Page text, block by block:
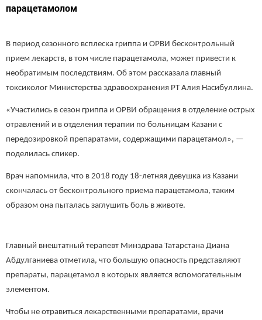
парацетамолом
В период сезонного всплеска гриппа и ОРВИ бесконтрольный
прием лекарств, в том числе парацетамола, может привести к
необратимым последствиям. Об этом рассказала главный
токсиколог Министерства здравоохранения РТ Алия Насибуллина.
«Участились в сезон гриппа и ОРВИ обращения в отделение острых
отравлений и в отделения терапии по больницам Казани с
передозировкой препаратами, содержащими парацетамол», —
поделилась спикер.
Врач напомнила, что в 2018 году 18-летняя девушка из Казани
скончалась от бесконтрольного приема парацетамола, таким
образом она пыталась заглушить боль в животе.
Главный внештатный терапевт Минздрава Татарстана Диана
Абдулганиева отметила, что большую опасность представляют
препараты, парацетамол в которых является вспомогательным
элементом.
Чтобы не отравиться лекарственными препаратами, врачи